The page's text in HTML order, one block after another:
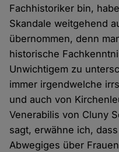
Fachhistoriker bin,
Skandale weitgehend
übernommen, denn
historische
Unwichtigem zu
immer irgendwelche
und auch von
Venerabilis von Cluny
sagt, erwähne ich,
Abwegiges über